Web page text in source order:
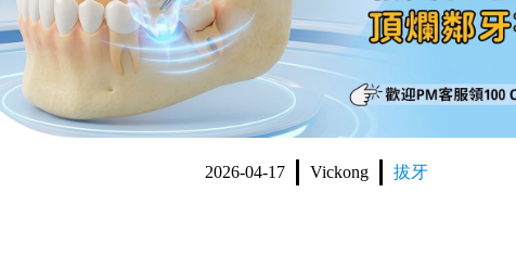
2026-04-17 Vickong 拔牙